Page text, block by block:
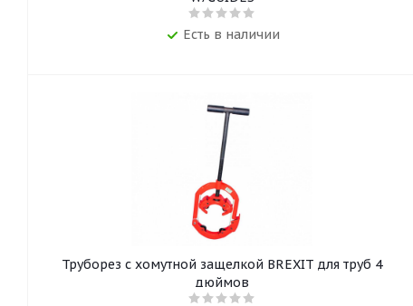
Есть в наличии
Труборез с хомутной защелкой BREXIT для труб 4
дюймов